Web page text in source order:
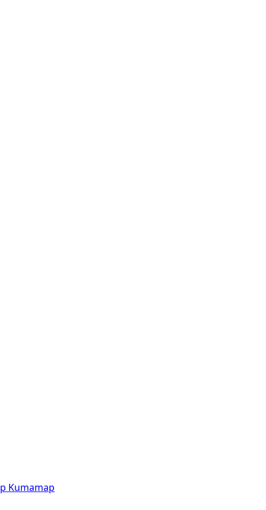
Kumamap